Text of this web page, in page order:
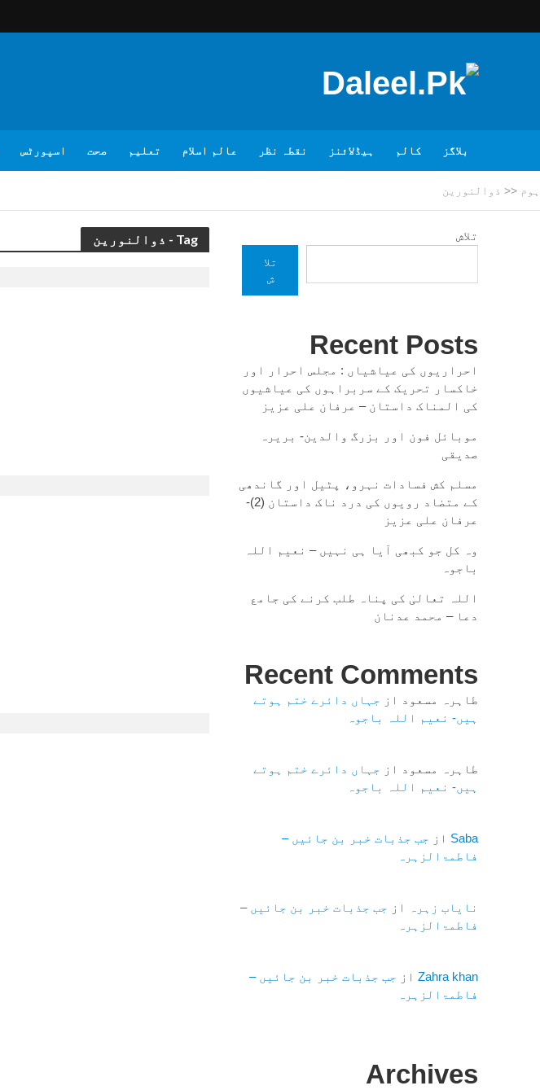
بلاگز کالم ہیڈلائنز نقطہ نظر عالم اسلام تعلیم صحت اسپورٹس
ہوم << ذوالنورین
Tag - ذوالنورین تلاش
تلا
ش
Recent Posts
احراریوں کی عیاشیاں : مجلس احرار اور
خاکسار تحریک کے سربراہوں کی عیاشیوں
کی المناک داستان – عرفان علی عزیز
موبائل فون اور بزرگ والدین- بریرہ
صدیقی
مسلم کش فسادات نہرو، پٹیل اور گاندھی
کے متضاد رویوں کی درد ناک داستان (2)-
عرفان علی عزیز
وہ کل جو کبھی آیا ہی نہیں – نعیم اللہ
باجوہ
اللہ تعالیٰ کی پناہ طلب کرنے کی جامع
دعا – محمد عدنان
Recent Comments
طاہرہ مسعود از جہاں دائرے ختم ہوتے
ہیں- نعیم اللہ باجوہ
طاہرہ مسعود از جہاں دائرے ختم ہوتے
ہیں- نعیم اللہ باجوہ
Saba از جب جذبات خبر بن جائیں –
فاطمۃالزہرہ
نایاب زہرہ از جب جذبات خبر بن جائیں –
فاطمۃالزہرہ
Zahra khanاز جب جذبات خبر بن جائیں –
فاطمۃالزہرہ
Archives